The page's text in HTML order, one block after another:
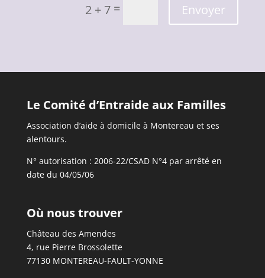
2 + 7 = Envoyer
Le Comité d’Entraide aux Familles
Association d’aide à domicile à Montereau et ses
alentours.
N° autorisation : 2006-22/CSAD N°4 par arrêté en
date du 04/05/06
Où nous trouver
Château des Amendes
4, rue Pierre Brossolette
77130 MONTEREAU-FAULT-YONNE